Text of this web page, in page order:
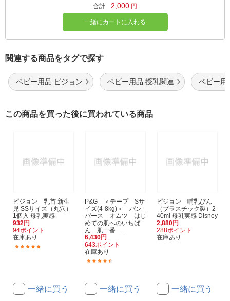
合計 2,000 円
一緒にカートに入れる
関連する商品をタグで探す
ベビー用品 ピジョン ベビー用品 授乳関連 ベビー用
この商品を買った後に買われている商品
ピジョン 乳首 新生
児 SSサイズ（丸穴）
1個入 母乳実感
932円
94ポイント
在庫あり
一緒に買う
P&G ＜テープ Sサ
イズ(4-8kg)＞ パン
パース オムツ はじ
めての肌へのいちば
ん 肌一番 ...
6,430円
643ポイント
在庫あり
一緒に買う
ピジョン 哺乳びん
（プラスチック製）2
40ml 母乳実感 Disney
2,880円
288ポイント
在庫あり
一緒に買う